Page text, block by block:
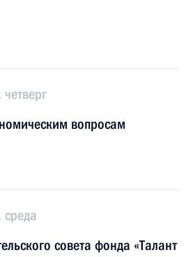
вопросам
совета фонда «Талант